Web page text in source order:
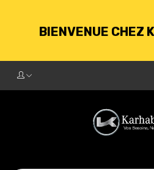
BIENVENUE CHEZ